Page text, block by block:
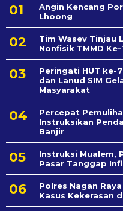
Angin Kencang
Lhoong
Tim Wasev Tinjau
Nonfisik TMMD
Peringati HUT ke-
dan Lanud SIM
Masyarakat
Percepat
Instruksikan
Banjir
Instruksi Mualem,
Pasar Tanggap
Polres Nagan
Kasus Kekerasan